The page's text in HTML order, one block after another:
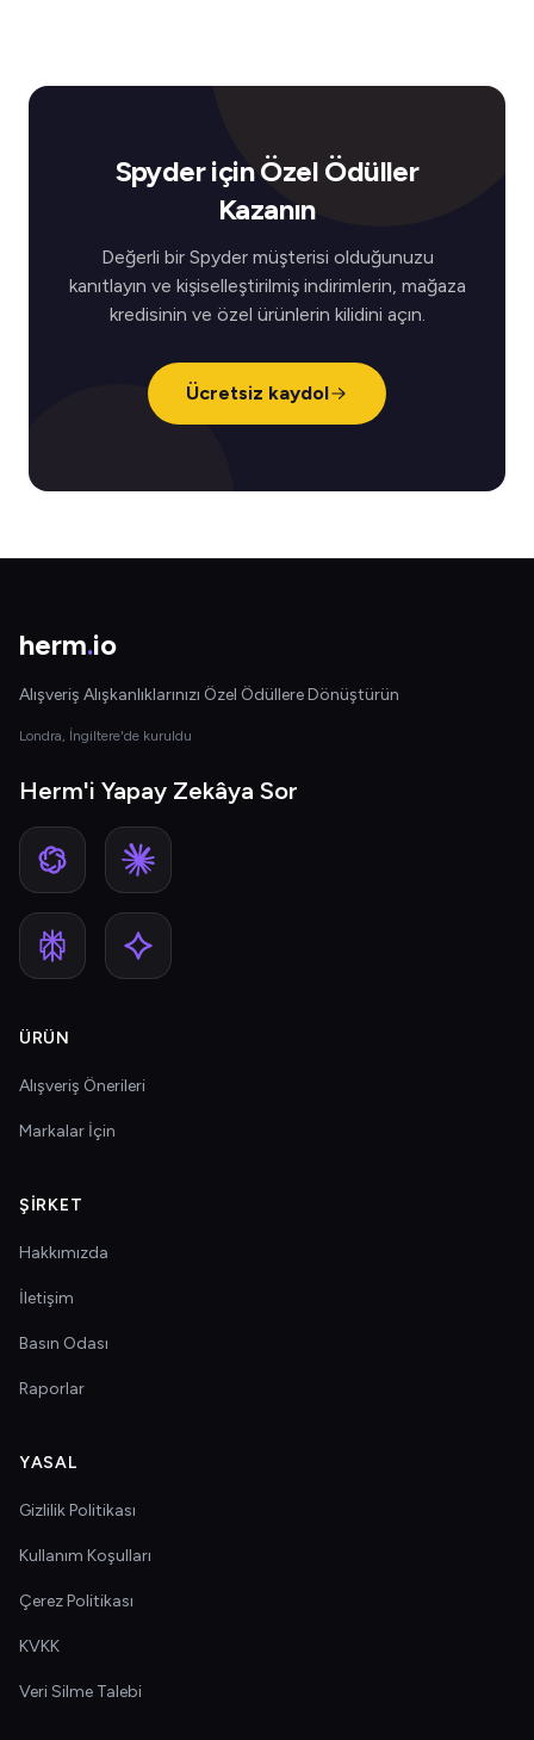
Spyder için Özel Ödüller
Kazanın
Değerli bir Spyder müşterisi olduğunuzu
kanıtlayın ve kişiselleştirilmiş indirimlerin, mağaza
kredisinin ve özel ürünlerin kilidini açın.
Ücretsiz kaydol
herm.io
Alışveriş Alışkanlıklarınızı Özel Ödüllere Dönüştürün
Londra, İngiltere'de kuruldu
Herm'i Yapay Zekâya Sor
ÜRÜN
Alışveriş Önerileri
Markalar İçin
ŞIRKET
Hakkımızda
İletişim
Basın Odası
Raporlar
YASAL
Gizlilik Politikası
Kullanım Koşulları
Çerez Politikası
KVKK
Veri Silme Talebi